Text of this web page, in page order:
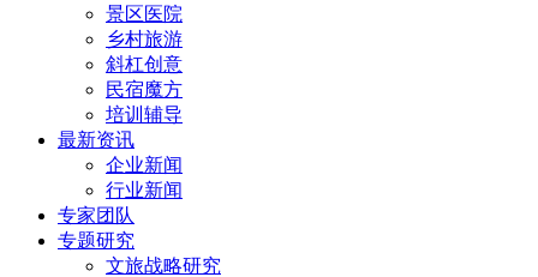
景区医院
乡村旅游
斜杠创意
民宿魔方
培训辅导
最新资讯
企业新闻
行业新闻
专家团队
专题研究
文旅战略研究